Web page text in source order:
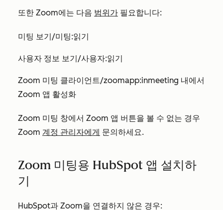
또한 Zoom에는 다음 범위가 필요합니다:
미팅 보기/미팅:읽기
사용자 정보 보기/사용자:읽기
Zoom 미팅 클라이언트/zoomapp:inmeeting 내에서
Zoom 앱 활성화
Zoom 미팅 창에서 Zoom 앱 버튼을 볼 수 없는 경우
Zoom 계정 관리자에게 문의하세요.
Zoom 미팅용 HubSpot 앱 설치하
기
HubSpot과 Zoom을 연결하지 않은 경우: